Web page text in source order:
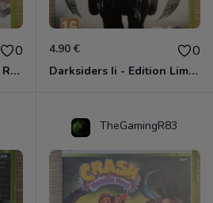
0
Dead Rising 2 - Off The Record Xbox 360
4.90 € 0
Darksiders Ii - Edition Limitée Xbox 360
TheGamingR83